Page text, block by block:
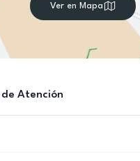
Ver en Mapa
Atención